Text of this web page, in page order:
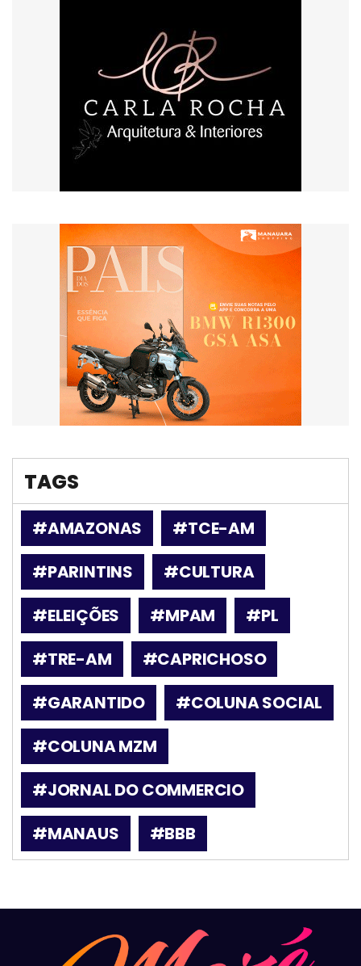
TAGS
#AMAZONAS
#TCE-AM
#PARINTINS
#CULTURA
#ELEIÇÕES
#MPAM
#PL
#TRE-AM
#CAPRICHOSO
#GARANTIDO
#COLUNA SOCIAL
#COLUNA MZM
#JORNAL DO COMMERCIO
#MANAUS
#BBB